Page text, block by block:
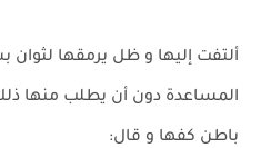
ألتفت إليها و ظل يرمقها
المساعدة دون أن يطلب منها
باطن كفها و قال: